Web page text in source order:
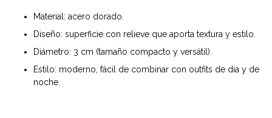
Material: acero dorado.
Diseño: superficie con relieve que aporta textura y estilo.
Diámetro: 3 cm (tamaño compacto y versátil).
Estilo: moderno, fácil de combinar con outfits de día y de
noche.